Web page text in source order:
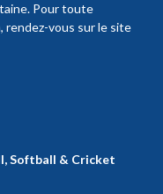
Pour toute
rendez-vous sur le site
Softball & Cricket